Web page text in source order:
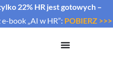
22% HR jest gotowych –
book „AI w HR”: POBIERZ >>>